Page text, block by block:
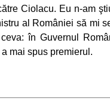
Ciolacu. Eu n-am
al României să mi
în Guvernul
mai spus premierul.